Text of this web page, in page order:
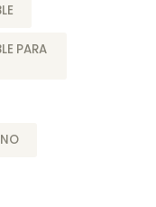
PARA